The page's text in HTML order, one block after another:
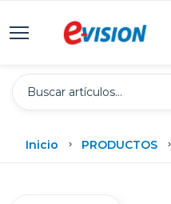
Inicio PRODUCTOS